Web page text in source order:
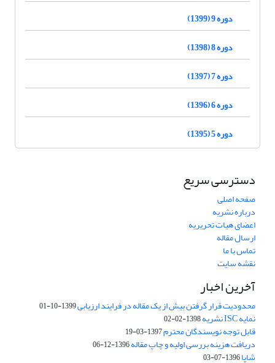
دوره 9 (1399)
دوره 8 (1398)
دوره 7 (1397)
دوره 6 (1396)
دوره 5 (1395)
دسترسی سریع
صفحه اصلی
درباره نشریه
اعضای هیات تحریریه
ارسال مقاله
تماس با ما
نقشه سایت
آخرین اخبار
محدودیت قرار گرفتن بیش از یک مقاله در فرایند ارزیابی1399-10-01
نمایه ISC نشریه 1398-02-02
قابل توجه نویسندگان محترم1397-03-19
دریافت هزینه بررسی اولیه و چاپ مقاله1396-12-06
شاپا1396-07-03